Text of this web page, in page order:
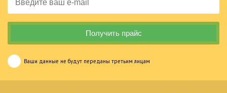
Ваши данные не будут переданы третьим лицам